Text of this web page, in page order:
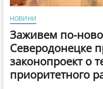
НОВИНИ
Заживем по-
Северодонецке
законопроект о
приоритетного